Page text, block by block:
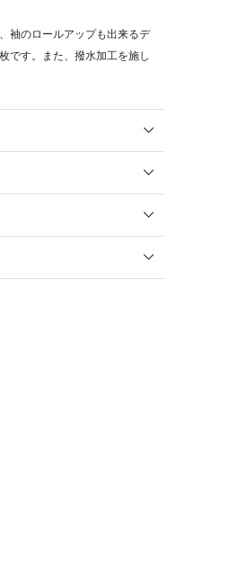
袖のロールアップも出来るデ
です。また、撥水加工を施し